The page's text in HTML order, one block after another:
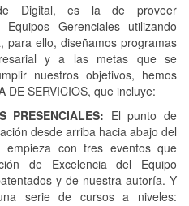
Digital, es la de proveer
Gerenciales utilizando
para ello, diseñamos programas
y a las metas que se
nuestros objetivos, hemos
DE SERVICIOS, que incluye:
PRESENCIALES: El punto de
desde arriba hacia abajo del
empieza con tres eventos que
de Excelencia del Equipo
y de nuestra autoría. Y
serie de cursos a niveles: